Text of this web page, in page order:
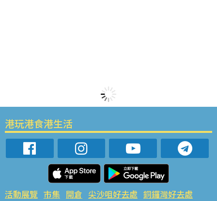
港玩港食港生活
活動展覽 市集 開倉 尖沙咀好去處 銅鑼灣好去處